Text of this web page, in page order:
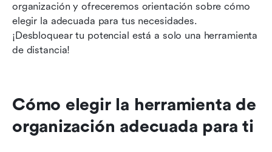
organización y ofreceremos orientación sobre cómo
elegir la adecuada para tus necesidades.
¡Desbloquear tu potencial está a solo una herramienta
de distancia!
Cómo elegir la herramienta de
organización adecuada para ti